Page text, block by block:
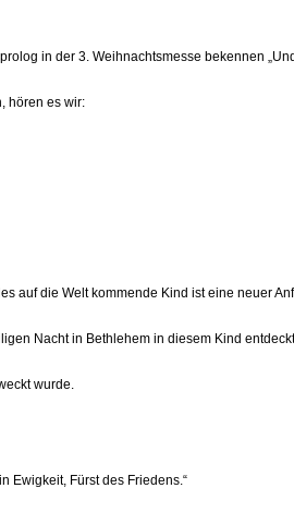
in der 3. Weihnachtsmesse bekennen
hören es wir:
auf die Welt kommende Kind ist eine neuer
Nacht in Bethlehem in diesem Kind
wurde.
Ewigkeit, Fürst des Friedens.“